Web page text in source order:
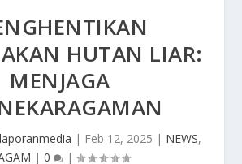
HUTAN LIAR:
MENJAGA
laporanmedia | Feb 12, 2025 | NEWS,
| 0 |